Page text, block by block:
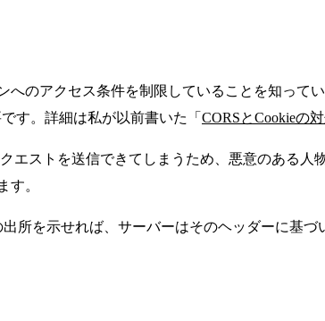
のアクセス条件を制限していることを知って
す。詳細は私が以前書いた「 CORSとCookieの
エストを送信できてしまうため、悪意のある人
す。
所を示せれば、サーバーはそのヘッダーに基